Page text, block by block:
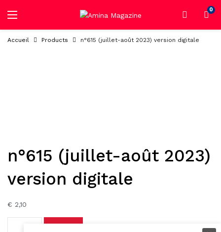
0
Accueil Products n°615 (juillet-août 2023) version digitale
n°615 (juillet-août 2023)
version digitale
€ 2,10